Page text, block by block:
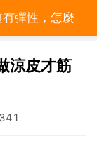
彈性，怎麼
涼皮才筋